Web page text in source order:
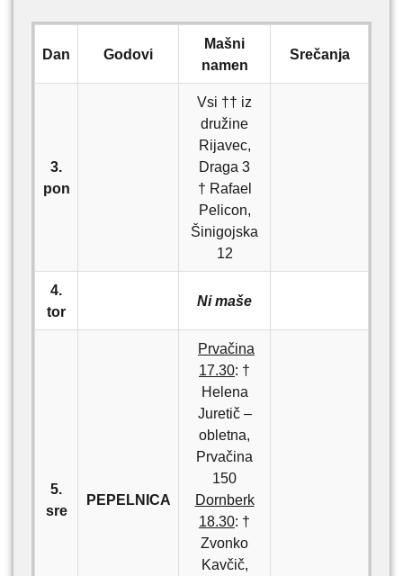
Dan Godovi
Mašni
namen
Srečanja
3.
pon
Vsi †† iz
družine
Rijavec,
Draga 3
† Rafael
Pelicon,
Šinigojska
12
4.
tor
Ni maše
5.
sre
PEPELNICA
Prvačina
17.30: †
Helena
Juretič –
obletna,
Prvačina
150
Dornberk
18.30: †
Zvonko
Kavčič,